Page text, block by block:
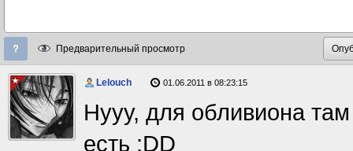
Предварительный просмотр
Lelouch 01.06.2011 в 08:23:15
Нууу, для обливиона
есть :DD